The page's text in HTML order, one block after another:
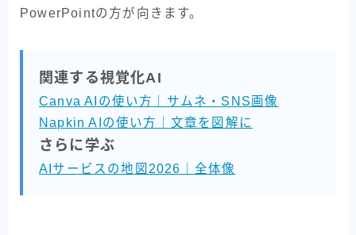
PowerPointの方が向きます。
関連する視覚化AI
Canva AIの使い方｜サムネ・SNS画像
Napkin AIの使い方｜文章を図解に
さらに学ぶ
AIサービスの地図2026｜全体像